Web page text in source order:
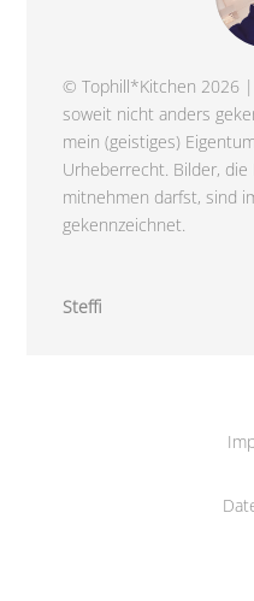
© Tophill*Kitchen 2026
soweit nicht anders
mein (geistiges)
Urheberrecht. Bilder,
mitnehmen darfst, sind
gekennzeichnet.
Steffi